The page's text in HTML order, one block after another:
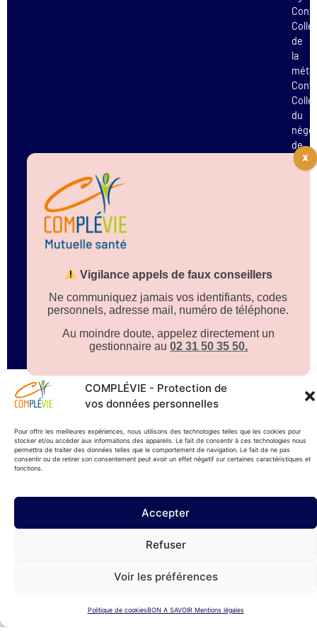
COMPLÉVIE - Protection de
vos données personnelles
Pour offrir les meilleures expériences, nous utilisons des technologies telles que les cookies pour
stocker et/ou accéder aux informations des appareils. Le fait de consentir à ces technologies nous
permettra de traiter des données telles que le comportement de navigation. Le fait de ne pas
consentir ou de retirer son consentement peut avoir un effet négatif sur certaines caractéristiques et
fonctions.
Accepter
Refuser
Voir les préférences
Politique de cookiesBON A SAVOIR Mentions légales
de
la
du
de
du
Vigilance appels de faux conseillers
Ne communiquez jamais vos identifiants, codes
personnels, adresse mail, numéro de téléphone.
Au moindre doute, appelez directement un
gestionnaire au 02 31 50 35 50.